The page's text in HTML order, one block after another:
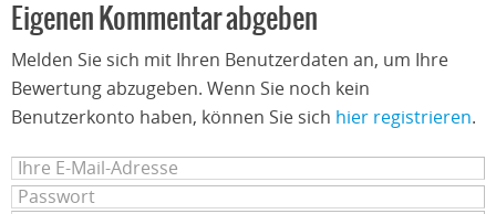
Eigenen Kommentar abgeben
Melden Sie sich mit Ihren Benutzerdaten an, um Ihre
Bewertung abzugeben. Wenn Sie noch kein
Benutzerkonto haben, können Sie sich hier registrieren.